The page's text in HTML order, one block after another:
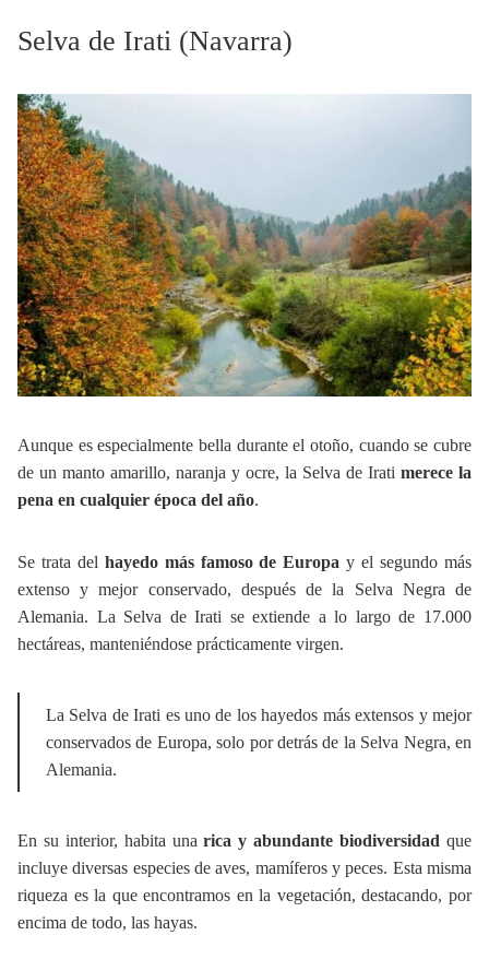
Selva de Irati (Navarra)
Aunque es especialmente bella durante el otoño, cuando se cubre
de un manto amarillo, naranja y ocre, la Selva de Irati merece la
pena en cualquier época del año.
Se trata del hayedo más famoso de Europa y el segundo más
extenso y mejor conservado, después de la Selva Negra de
Alemania. La Selva de Irati se extiende a lo largo de 17.000
hectáreas, manteniéndose prácticamente virgen.
La Selva de Irati es uno de los hayedos más extensos y mejor
conservados de Europa, solo por detrás de la Selva Negra, en
Alemania.
En su interior, habita unarica y abundante biodiversidad que
incluye diversas especies de aves, mamíferos y peces. Esta misma
riqueza es la que encontramos en la vegetación, destacando, por
encima de todo, las hayas.